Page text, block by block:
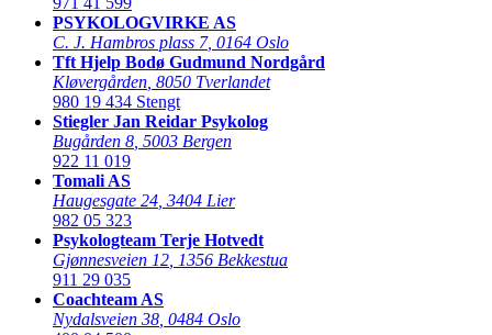
PSYKOLOGVIRKE AS
C. J. Hambros plass 7, 0164 Oslo
Tft Hjelp Bodø Gudmund Nordgård
Kløvergården 8050 Tverlandet
980 19 434 Stengt
Stiegler Jan Reidar Psykolog
Bugården 8 5003 Bergen
922 11 019
Tomali AS
Haugesgate 24 3404 Lier
982 05 323
Psykologteam Terje Hotvedt
Gjønnesveien 12 1356 Bekkestua
911 29 035
Coachteam AS
Nydalsveien 38 0484 Oslo